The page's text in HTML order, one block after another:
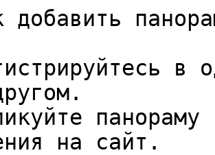
добавить
в
на сайт.